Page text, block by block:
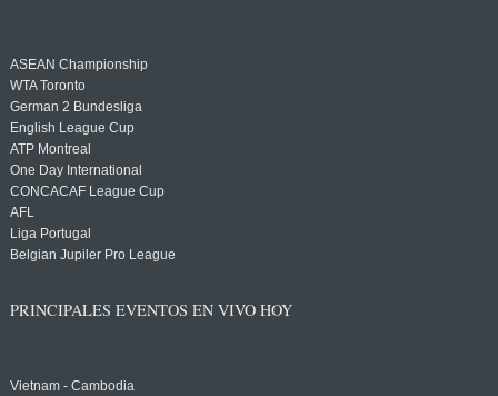
ASEAN Championship
WTA Toronto
German 2 Bundesliga
English League Cup
ATP Montreal
One Day International
CONCACAF League Cup
AFL
Liga Portugal
Belgian Jupiler Pro League
PRINCIPALES EVENTOS EN VIVO HOY
Vietnam - Cambodia